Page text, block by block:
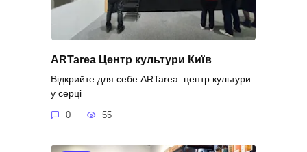
ARTarea Центр культури Київ
Відкрийте для себе ARTarea: центр культури
у серці
0 55